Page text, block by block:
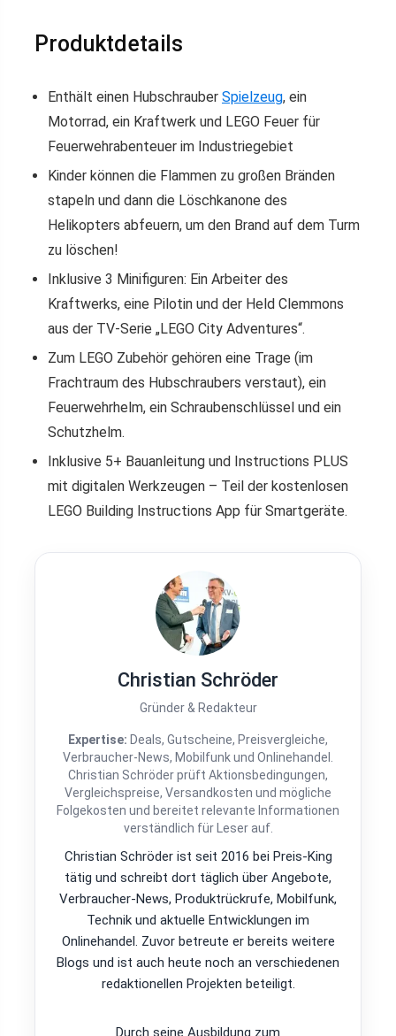
Produktdetails
Enthält einen Hubschrauber Spielzeug, ein
Motorrad, ein Kraftwerk und LEGO Feuer für
Feuerwehrabenteuer im Industriegebiet
Kinder können die Flammen zu großen Bränden
stapeln und dann die Löschkanone des
Helikopters abfeuern, um den Brand auf dem Turm
zu löschen!
Inklusive 3 Minifiguren: Ein Arbeiter des
Kraftwerks, eine Pilotin und der Held Clemmons
aus der TV-Serie „LEGO City Adventures“.
Zum LEGO Zubehör gehören eine Trage (im
Frachtraum des Hubschraubers verstaut), ein
Feuerwehrhelm, ein Schraubenschlüssel und ein
Schutzhelm.
Inklusive 5+ Bauanleitung und Instructions PLUS
mit digitalen Werkzeugen – Teil der kostenlosen
LEGO Building Instructions App für Smartgeräte.
Christian Schröder
Gründer & Redakteur
Expertise: Deals, Gutscheine, Preisvergleiche,
Verbraucher-News, Mobilfunk und Onlinehandel.
Christian Schröder prüft Aktionsbedingungen,
Vergleichspreise, Versandkosten und mögliche
Folgekosten und bereitet relevante Informationen
verständlich für Leser auf.
Christian Schröder ist seit 2016 bei Preis-King
tätig und schreibt dort täglich über Angebote,
Verbraucher-News, Produktrückrufe, Mobilfunk,
Technik und aktuelle Entwicklungen im
Onlinehandel. Zuvor betreute er bereits weitere
Blogs und ist auch heute noch an verschiedenen
redaktionellen Projekten beteiligt.
Durch seine Ausbildung zum